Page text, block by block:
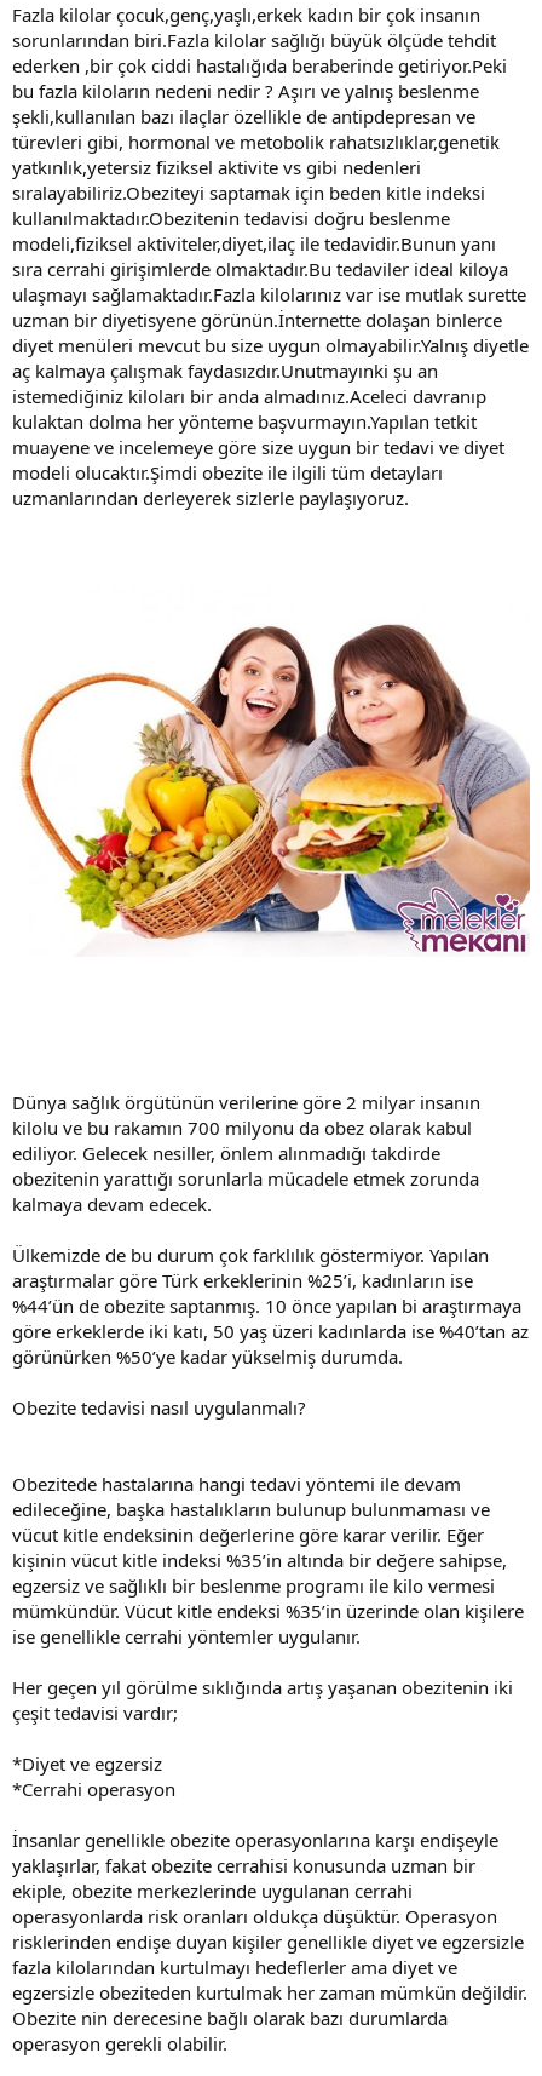
Fazla kilolar çocuk,genç,yaşlı,erkek kadın bir çok insanın
sorunlarından biri.Fazla kilolar sağlığı büyük ölçüde tehdit
ederken ,bir çok ciddi hastalığıda beraberinde getiriyor.Peki
bu fazla kiloların nedeni nedir ? Aşırı ve yalnış beslenme
şekli,kullanılan bazı ilaçlar özellikle de antipdepresan ve
türevleri gibi, hormonal ve metobolik rahatsızlıklar,genetik
yatkınlık,yetersiz fiziksel aktivite vs gibi nedenleri
sıralayabiliriz.Obeziteyi saptamak için beden kitle indeksi
kullanılmaktadır.Obezitenin tedavisi doğru beslenme
modeli,fiziksel aktiviteler,diyet,ilaç ile tedavidir.Bunun yanı
sıra cerrahi girişimlerde olmaktadır.Bu tedaviler ideal kiloya
ulaşmayı sağlamaktadır.Fazla kilolarınız var ise mutlak surette
uzman bir diyetisyene görünün.İnternette dolaşan binlerce
diyet menüleri mevcut bu size uygun olmayabilir.Yalnış diyetle
aç kalmaya çalışmak faydasızdır.Unutmayınki şu an
istemediğiniz kiloları bir anda almadınız.Aceleci davranıp
kulaktan dolma her yönteme başvurmayın.Yapılan tetkit
muayene ve incelemeye göre size uygun bir tedavi ve diyet
modeli olucaktır.Şimdi obezite ile ilgili tüm detayları
uzmanlarından derleyerek sizlerle paylaşıyoruz.
Dünya sağlık örgütünün verilerine göre 2 milyar insanın
kilolu ve bu rakamın 700 milyonu da obez olarak kabul
ediliyor. Gelecek nesiller, önlem alınmadığı takdirde
obezitenin yarattığı sorunlarla mücadele etmek zorunda
kalmaya devam edecek.
Ülkemizde de bu durum çok farklılık göstermiyor. Yapılan
araştırmalar göre Türk erkeklerinin %25’i, kadınların ise
%44’ün de obezite saptanmış. 10 önce yapılan bi araştırmaya
göre erkeklerde iki katı, 50 yaş üzeri kadınlarda ise %40’tan az
görünürken %50’ye kadar yükselmiş durumda.
Obezite tedavisi nasıl uygulanmalı?
Obezitede hastalarına hangi tedavi yöntemi ile devam
edileceğine, başka hastalıkların bulunup bulunmaması ve
vücut kitle endeksinin değerlerine göre karar verilir. Eğer
kişinin vücut kitle indeksi %35’in altında bir değere sahipse,
egzersiz ve sağlıklı bir beslenme programı ile kilo vermesi
mümkündür. Vücut kitle endeksi %35’in üzerinde olan kişilere
ise genellikle cerrahi yöntemler uygulanır.
Her geçen yıl görülme sıklığında artış yaşanan obezitenin iki
çeşit tedavisi vardır;
*Diyet ve egzersiz
*Cerrahi operasyon
İnsanlar genellikle obezite operasyonlarına karşı endişeyle
yaklaşırlar, fakat obezite cerrahisi konusunda uzman bir
ekiple, obezite merkezlerinde uygulanan cerrahi
operasyonlarda risk oranları oldukça düşüktür. Operasyon
risklerinden endişe duyan kişiler genellikle diyet ve egzersizle
fazla kilolarından kurtulmayı hedeflerler ama diyet ve
egzersizle obeziteden kurtulmak her zaman mümkün değildir.
Obezite nin derecesine bağlı olarak bazı durumlarda
operasyon gerekli olabilir.